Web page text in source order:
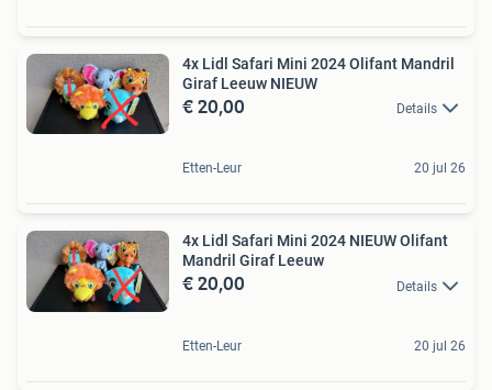
4x Lidl Safari Mini 2024 Olifant Mandril
Giraf Leeuw NIEUW
€ 20,00 Details
Etten-Leur 20 jul 26
4x Lidl Safari Mini 2024 NIEUW Olifant
Mandril Giraf Leeuw
€ 20,00 Details
Etten-Leur 20 jul 26